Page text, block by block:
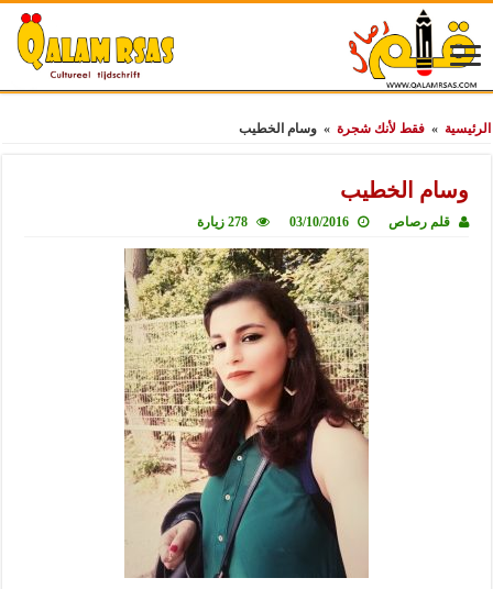
الرئيسية » فقط لأنك شجرة » وسام الخطيب
وسام الخطيب
قلم رصاص 03/10/2016 278 زيارة